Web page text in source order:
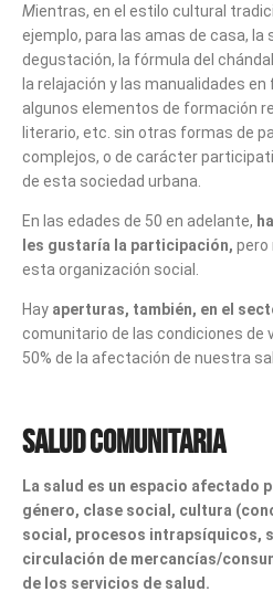
Mientras, en el estilo cultural
ejemplo, para las amas de casa, la
degustación, la fórmula del
la relajación y las manualidades
algunos elementos de formación
literario, etc. sin otras formas de
complejos, o de carácter
de esta sociedad urbana.
En las edades de 50 en adelante,
les gustaría la participación, pero
esta organización social.
Hay aperturas, también, en el
comunitario de las condiciones de
50% de la afectación de nuestra
Salud Comunitaria
La salud es un espacio afectado
género, clase social, cultura
social, procesos intrapsíquicos,
circulación de mercancías/
de los servicios de salud.